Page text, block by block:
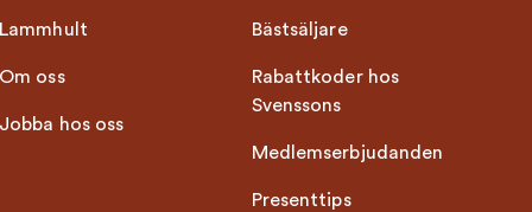
Lammhult
Om oss
Jobba hos oss
Bästsäljare
Rabattkoder hos
Svenssons
Medlemserbjudanden
Presenttips